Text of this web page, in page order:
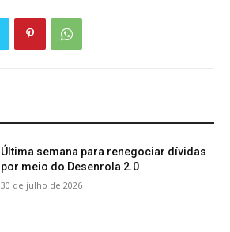
Última semana para renegociar dívidas
por meio do Desenrola 2.0
30 de julho de 2026